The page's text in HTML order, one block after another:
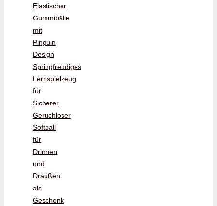
Elastischer
Gummibälle
mit
Pinguin
Design
Springfreudiges
Lernspielzeug
für
Sicherer
Geruchloser
Softball
für
Drinnen
und
Draußen
als
Geschenk